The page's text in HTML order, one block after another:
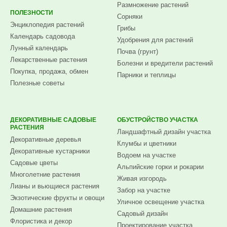
ПОЛЕЗНОСТИ
Энциклопедия растений
Календарь садовода
Лунный календарь
Лекарственные растения
Покупка, продажа, обмен
Полезные советы
Размножение растений
Сорняки
Грибы
Удобрения для растений
Почва (грунт)
Болезни и вредители растений
Парники и теплицы
ДЕКОРАТИВНЫЕ САДОВЫЕ
РАСТЕНИЯ
Декоративные деревья
Декоративные кустарники
Садовые цветы
Многолетние растения
Лианы и вьющиеся растения
Экзотические фрукты и овощи
Домашние растения
Флористика и декор
ОБУСТРОЙСТВО УЧАСТКА
Ландшафтный дизайн участка
Клумбы и цветники
Водоем на участке
Альпийские горки и рокарии
Живая изгородь
Забор на участке
Уличное освещение участка
Садовый дизайн
Проектирование участка